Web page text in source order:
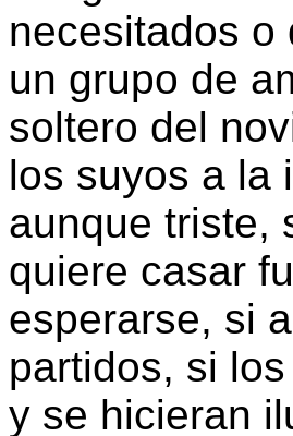
necesitados o
un grupo de
soltero del
los suyos a la
aunque triste,
quiere casar
esperarse, si
partidos, si
y se hicieran